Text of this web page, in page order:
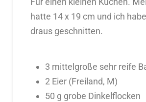
hatte 14 x 19 cm und ich
draus geschnitten.
3 mittelgroße sehr reife
2 Eier (Freiland, M)
50 g grobe Dinkelflocken